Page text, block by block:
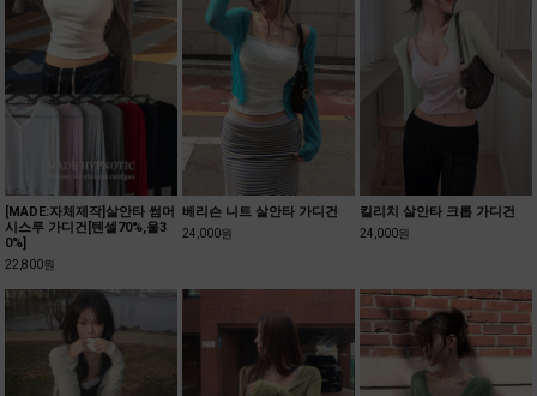
[MADE:자체제작]살안타 썸머
시스루 가디건[텐셀70%,울3
0%]
22,800원
베리슨 니트 살안타 가디건
24,000원
킬리치 살안타 크롭 가디건
24,000원